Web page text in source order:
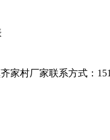
村厂家联系方式：